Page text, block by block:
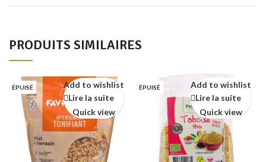
PRODUITS SIMILAIRES
ÉPUISÉ
Add to wishlist
Lire la suite
Quick view
ÉPUISÉ
Add to wishlist
Lire la suite
Quick view